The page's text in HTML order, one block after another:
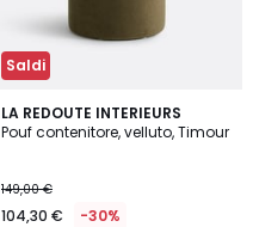
Saldi
LA REDOUTE INTERIEURS
Pouf contenitore, velluto, Timour
149,00 €
104,30 € -30%
5
/